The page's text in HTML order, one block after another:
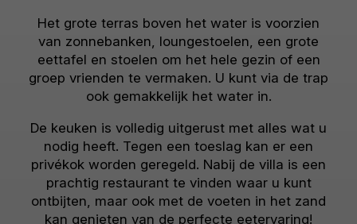
Het grote terras boven het water is voorzien
van zonnebanken, loungestoelen, een grote
eettafel en stoelen om het hele gezin of een
groep vrienden te vermaken. U kunt via de trap
ook gemakkelijk het water in.
De keuken is volledig uitgerust met alles wat u
nodig heeft. Tegen een toeslag kan er een
privékok worden geregeld. Nabij de villa is een
prachtig restaurant te vinden waar u kunt
ontbijten, maar ook met de voeten in het zand
kan genieten van de perfecte eetervaring!